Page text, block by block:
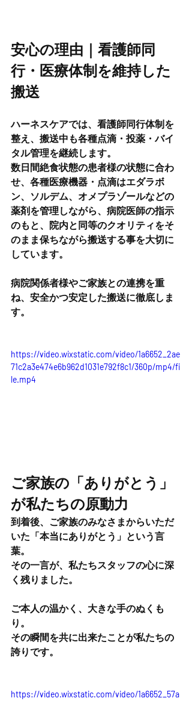
安心の理由｜看護師同
行・医療体制を維持した
搬送
ハーネスケアでは、看護師同行体制を
整え、搬送中も各種点滴・投薬・バイ
タル管理を継続します。
数日間絶食状態の患者様の状態に合わ
せ、各種医療機器・点滴はエダラボ
ン、ソルデム、オメプラゾールなどの
薬剤を管理しながら、病院医師の指示
のもと、院内と同等のクオリティをそ
のまま保ちながら搬送する事を大切に
しています。
病院関係者様やご家族との連携を重
ね、安全かつ安定した搬送に徹底しま
す。
https://video.wixstatic.com/video/1a6652_2ae
71c2a3e474e6b962d1031e792f8c1/360p/mp4/fi
le.mp4
ご家族の「ありがとう」
が私たちの原動力
到着後、ご家族のみなさまからいただ
いた「本当にありがとう」という言
葉。
その一言が、私たちスタッフの心に深
く残りました。
ご本人の温かく、大きな手のぬくも
り。
その瞬間を共に出来たことが私たちの
誇りです。
https://video.wixstatic.com/video/1a6652_57a